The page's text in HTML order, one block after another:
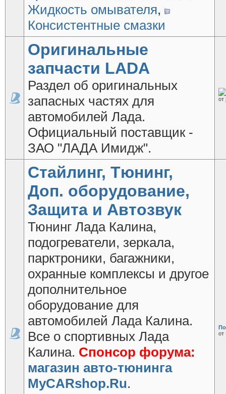
Жидкость омывателя,
Консистентные смазки
Оригинальные
запчасти LADA
Раздел об оригинальных
запасных частях для
автомобилей Лада.
Официальный поставщик -
ЗАО "ЛАДА Имидж".
от
Стайлинг, Тюнинг,
Доп. оборудование,
Защита и Автозвук
Тюнинг Лада Калина,
подогреватели, зеркала,
парктроники, багажники,
охранные комплексы и другое
дополнительное
оборудование для
автомобилей Лада Калина.
Все о спортивных Лада
Калина. Спонсор форума:
магазин авто-тюнинга
MyCARshop.Ru.
от